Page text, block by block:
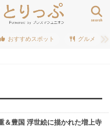
search
おすすめスポット グルメ
＆豊国 浮世絵に描かれた増上寺